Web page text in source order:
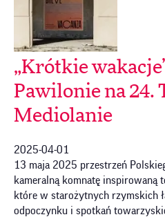
„Krótkie
Pawilonie na 24.
Mediolanie
2025-04-01
13 maja 2025 przestrzeń
kameralną komnatę̨ inspirowaną
które w starożytnych rzymskich
odpoczynku i spotkań